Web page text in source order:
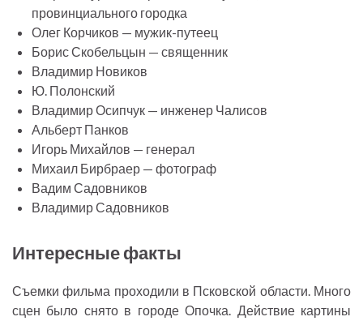
провинциального городка
Олег Корчиков — мужик-путеец
Борис Скобельцын — священник
Владимир Новиков
Ю. Полонский
Владимир Осипчук — инженер Чалисов
Альберт Панков
Игорь Михайлов — генерал
Михаил Бирбраер — фотограф
Вадим Садовников
Владимир Садовников
Интересные факты
Съемки фильма проходили в Псковской области. Много
сцен было снято в городе Опочка. Действие картины